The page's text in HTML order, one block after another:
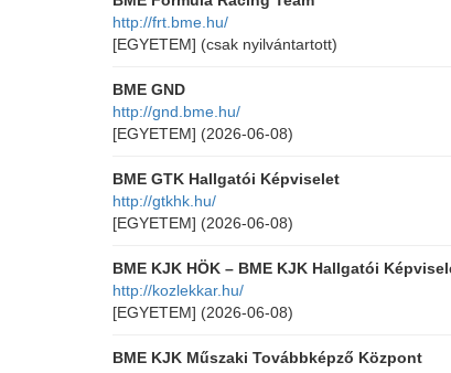
http://frt.bme.hu/
[EGYETEM] (csak nyilvántartott)
BME GND
http://gnd.bme.hu/
[EGYETEM] (2026-06-08)
BME GTK Hallgatói Képviselet
http://gtkhk.hu/
[EGYETEM] (2026-06-08)
BME KJK HÖK – BME KJK Hallgatói
http://kozlekkar.hu/
[EGYETEM] (2026-06-08)
BME KJK Műszaki Továbbképző Központ